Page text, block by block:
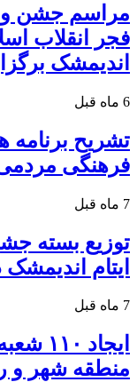
مراسم جشن
فجر انقلاب
اندیمشک
6 ماه قبل
تشریح
فرهنگی
7 ماه قبل
توزیع بسته
ایتام
7 ماه قبل
منطقه شهر و